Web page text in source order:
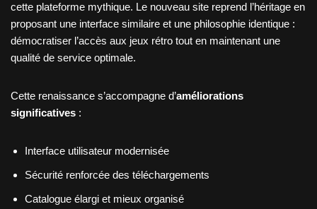
cette plateforme mythique. Le nouveau site reprend l’héritage en
proposant une interface similaire et une philosophie identique :
démocratiser l’accès aux jeux rétro tout en maintenant une
qualité de service optimale.
Cette renaissance s’accompagne d’améliorations
significatives :
Interface utilisateur modernisée
Sécurité renforcée des téléchargements
Catalogue élargi et mieux organisé